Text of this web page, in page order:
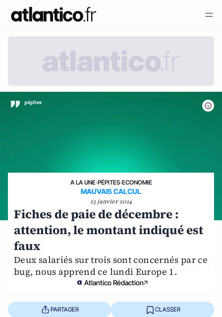
A LA UNE›PÉPITES›ECONOMIE
MAUVAIS CALCUL
13 janvier 2014
Fiches de paie de décembre :
attention, le montant indiqué est
faux
Deux salariés sur trois sont concernés par ce
bug, nous apprend ce lundi Europe 1.
Atlantico Rédaction
PARTAGER CLASSER